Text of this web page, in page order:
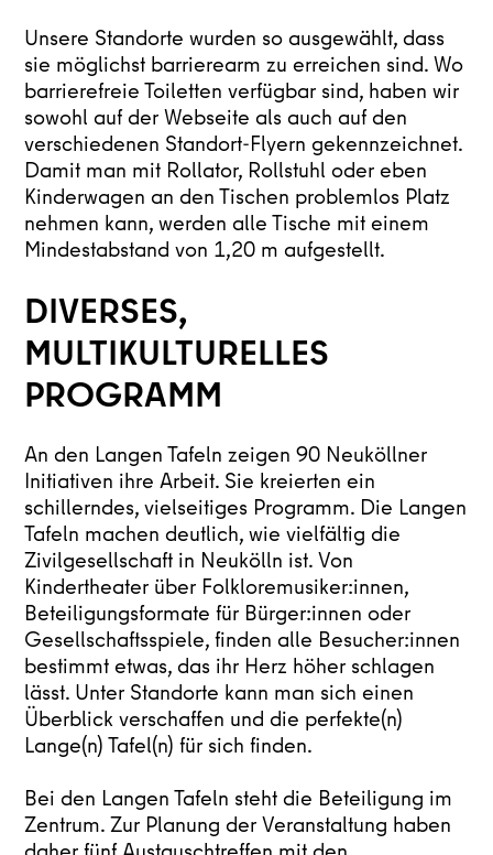
Unsere Standorte wurden so ausgewählt, dass
sie möglichst barrierearm zu erreichen sind. Wo
barrierefreie Toiletten verfügbar sind, haben wir
sowohl auf der Webseite als auch auf den
verschiedenen Standort-Flyern gekennzeichnet.
Damit man mit Rollator, Rollstuhl oder eben
Kinderwagen an den Tischen problemlos Platz
nehmen kann, werden alle Tische mit einem
Mindestabstand von 1,20 m aufgestellt.
DIVERSES,
MULTIKULTURELLES
PROGRAMM
An den Langen Tafeln zeigen 90 Neuköllner
Initiativen ihre Arbeit. Sie kreierten ein
schillerndes, vielseitiges Programm. Die Langen
Tafeln machen deutlich, wie vielfältig die
Zivilgesellschaft in Neukölln ist. Von
Kindertheater über Folkloremusiker:innen,
Beteiligungsformate für Bürger:innen oder
Gesellschaftsspiele, finden alle Besucher:innen
bestimmt etwas, das ihr Herz höher schlagen
lässt. Unter Standorte kann man sich einen
Überblick verschaffen und die perfekte(n)
Lange(n) Tafel(n) für sich finden.
Bei den Langen Tafeln steht die Beteiligung im
Zentrum. Zur Planung der Veranstaltung haben